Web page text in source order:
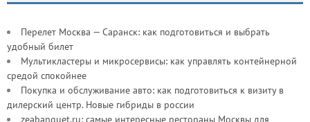
Перелет Москва — Саранск: как подготовиться и выбрать
удобный билет
Мультикластеры и микросервисы: как управлять контейнерной
средой спокойнее
Покупка и обслуживание авто: как подготовиться к визиту в
дилерский центр. Новые гибриды в россии
zeabanquet.ru: самые интересные рестораны Москвы для